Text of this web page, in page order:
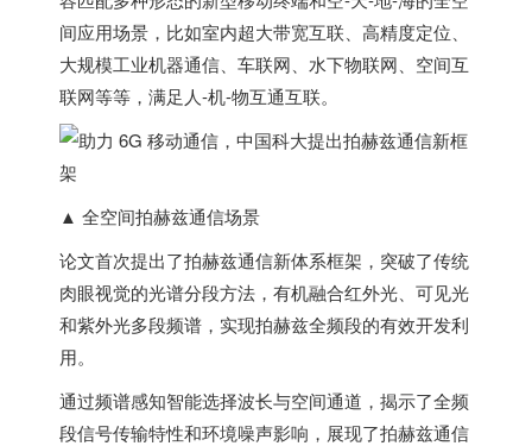
间应用场景，比如室内超大带宽互联、高精度定位、
大规模工业机器通信、车联网、水下物联网、空间互
联网等等，满足人-机-物互通互联。
▲ 全空间拍赫兹通信场景
论文首次提出了拍赫兹通信新体系框架，突破了传统
肉眼视觉的光谱分段方法 ，有机融合红外光、可见光
和紫外光多段频谱，实现拍赫兹全频段的有效开发利
用。
通过频谱感知智能选择波长与空间通道，揭示了全频
段信号传输特性和环境噪声影响，展现了拍赫兹通信